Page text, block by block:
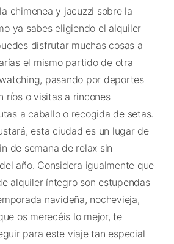
chimenea y jacuzzi sobre la
ya sabes eligiendo el alquiler
disfrutar muchas cosas a
el mismo partido de otra
pasando por deportes
ríos o visitas a rincones
a caballo o recogida de setas.
esta ciudad es un lugar de
de semana de relax sin
año. Considera igualmente que
alquiler íntegro son estupendas
navideña, nochevieja,
os merecéis lo mejor, te
para este viaje tan especial